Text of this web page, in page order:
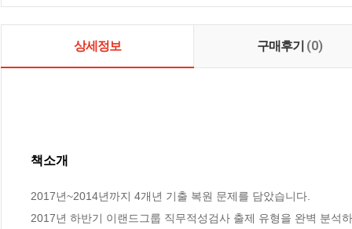
상세정보 구매후기 (0)
책소개
2017년~2014년까지 4개년 기출 복원 문제를 담았습니다.
2017년 하반기 이랜드그룹 직무적성검사 출제 유형을 완벽 분석